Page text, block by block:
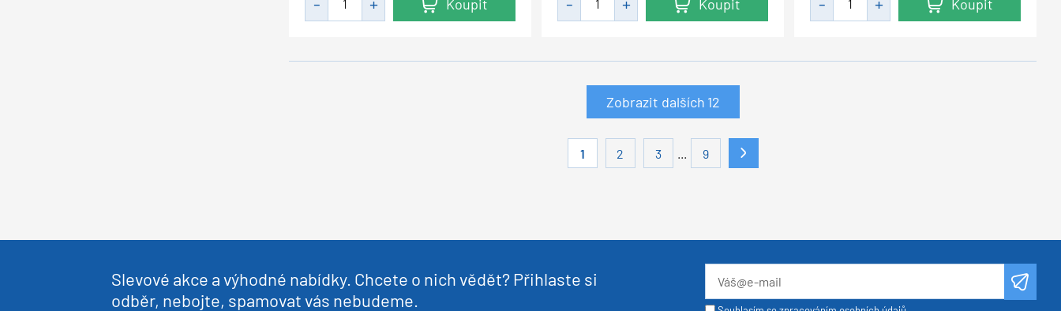
Koupit Koupit Koupit
1 2 3 9
Zobrazit dalších 12
Slevové akce a výhodné nabídky. Chcete o nich vědět? Přihlaste si
odběr, nebojte, spamovat vás nebudeme.